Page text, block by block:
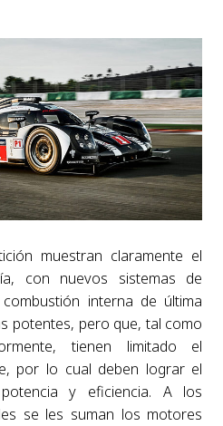
muestran claramente el
con nuevos sistemas de
interna de última
potentes, pero que, tal como
tienen limitado el
por lo cual deben lograr el
y eficiencia. A los
se les suman los motores